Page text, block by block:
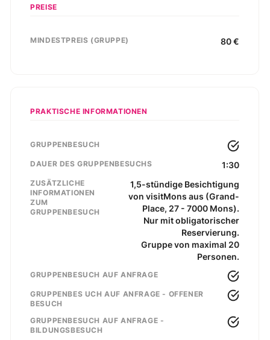
PREISE
MINDESTPREIS (GRUPPE) 80€
PRAKTISCHE INFORMATIONEN
GRUPPENBESUCH
DAUER DES GRUPPENBESUCHS 1:30
ZUSÄTZLICHE
INFORMATIONEN
ZUM
GRUPPENBESUCH
1,5-stündige Besichtigung
von visitMons aus (Grand-
Place, 27 - 7000 Mons).
Nur mit obligatorischer
Reservierung.
Gruppe von maximal 20
Personen.
GRUPPENBESUCH AUF ANFRAGE
GRUPPENBES UCH AUF ANFRAGE - OFFENER
BESUCH
GRUPPENBESUCH AUF ANFRAGE -
BILDUNGSBESUCH